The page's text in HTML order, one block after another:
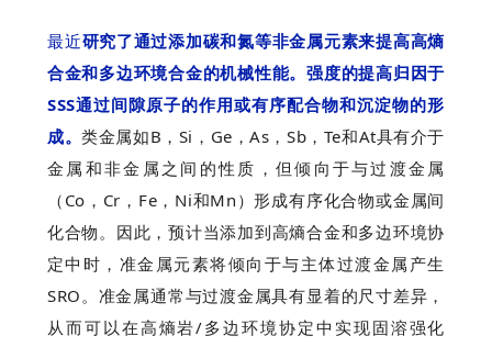
最近研究了通过添加碳和氮等非金属元素来提高高熵
合金和多边环境合金的机械性能。强度的提高归因于
SSS通过间隙原子的作用或有序配合物和沉淀物的形
成。类金属如B，Si，Ge，As，Sb，Te和At具有介于
金属和非金属之间的性质，但倾向于与过渡金属
（Co，Cr，Fe，Ni和Mn）形成有序化合物或金属间
化合物。因此，预计当添加到高熵合金和多边环境协
定中时，准金属元素将倾向于与主体过渡金属产生
SRO。准金属通常与过渡金属具有显着的尺寸差异，
从而可以在高熵岩/多边环境协定中实现固溶强化